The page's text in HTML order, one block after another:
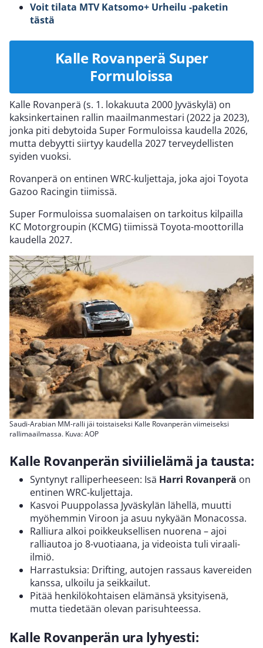
Voit tilata MTV Katsomo+ Urheilu -paketin
tästä
Kalle Rovanperä Super
Formuloissa
Kalle Rovanperä (s. 1. lokakuuta 2000 Jyväskylä) on
kaksinkertainen rallin maailmanmestari (2022 ja 2023),
jonka piti debytoida Super Formuloissa kaudella 2026,
mutta debyytti siirtyy kaudella 2027 terveydellisten
syiden vuoksi.
Rovanperä on entinen WRC-kuljettaja, joka ajoi Toyota
Gazoo Racingin tiimissä.
Super Formuloissa suomalaisen on tarkoitus kilpailla
KC Motorgroupin (KCMG) tiimissä Toyota-moottorilla
kaudella 2027.
Saudi-Arabian MM-ralli jäi toistaiseksi Kalle Rovanperän viimeiseksi
rallimaailmassa. Kuva: AOP
Kalle Rovanperän siviilielämä ja tausta:
Syntynyt ralliperheeseen: Isä Harri Rovanperä on
entinen WRC-kuljettaja.
Kasvoi Puuppolassa Jyväskylän lähellä, muutti
myöhemmin Viroon ja asuu nykyään Monacossa.
Ralliura alkoi poikkeuksellisen nuorena – ajoi
ralliautoa jo 8-vuotiaana, ja videoista tuli viraali-
ilmiö.
Harrastuksia: Drifting, autojen rassaus kavereiden
kanssa, ulkoilu ja seikkailut.
Pitää henkilökohtaisen elämänsä yksityisenä,
mutta tiedetään olevan parisuhteessa.
Kalle Rovanperän ura lyhyesti: